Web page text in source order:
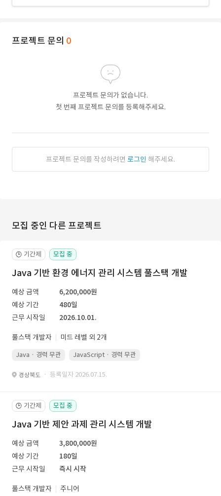
프로젝트 문의 0
프로젝트 문의가 없습니다.
첫 번째 프로젝트 문의를 등록해주세요.
프로젝트 문의를 작성하려면 로그인 해주세요.
모집 중인 다른 프로젝트
🕒 기간제 모집 중
Java 기반 환경 에너지 관리 시스템 풀스택 개발
예상 금액
6,200,000원
예상 기간
480일
근무 시작일
2026.10.01.
풀스택 개발자 미드 레벨 외 2개
Java · 경력 무관 JavaScript · 경력 무관
경상북도 · 등록일자 2026.07.15.
🕒 기간제 모집 중
Java 기반 제안 과제 관리 시스템 개발
예상 금액
3,800,000원
예상 기간
180일
근무 시작일
즉시 시작
풀스택 개발자 주니어